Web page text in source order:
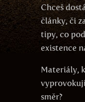
Chceš
články, či
tipy, co
existence
Materiály,
směr?